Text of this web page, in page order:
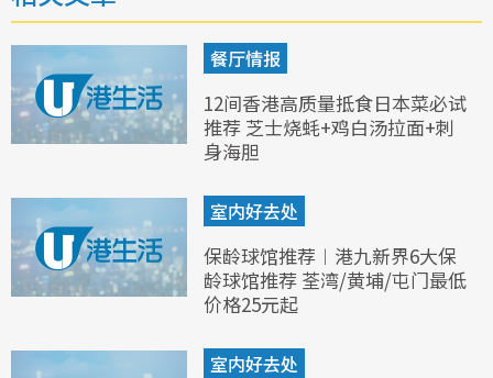
餐厅情报
12间香港高质量抵食日本菜必试
推荐 芝士烧蚝+鸡白汤拉面+刺
身海胆
室内好去处
保龄球馆推荐︱港九新界6大保
龄球馆推荐 荃湾/黄埔/屯门最低
价格25元起
室内好去处